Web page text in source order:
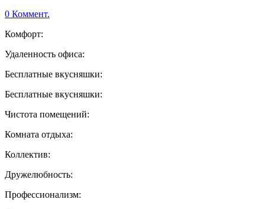
0 Коммент.
Комфорт:
Удаленность офиса:
Бесплатные вкусняшки:
Бесплатные вкусняшки:
Чистота помещений:
Комната отдыха:
Коллектив:
Дружелюбность:
Профессионализм: